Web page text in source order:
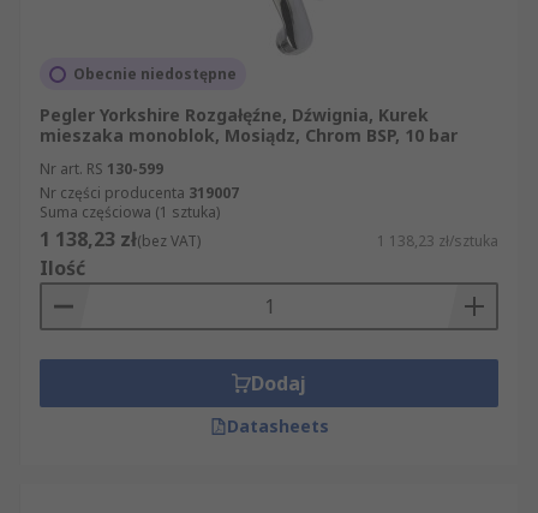
Obecnie niedostępne
Pegler Yorkshire Rozgałęźne, Dźwignia, Kurek
mieszaka monoblok, Mosiądz, Chrom BSP, 10 bar
Nr art. RS 130-599
Nr części producenta 319007
Suma częściowa (1 sztuka)
1 138,23 zł(bez VAT) 1 138,23 zł/sztuka
Ilość
Dodaj
Datasheets